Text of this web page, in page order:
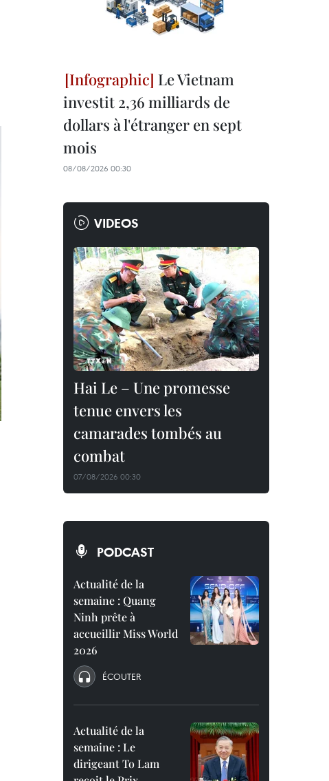
Le Vietnam
investit 2,36 milliards de
dollars à l'étranger en sept
mois
08/08/2026 00:30
VIDEOS
Hai Le – Une promesse
tenue envers les
camarades tombés au
combat
07/08/2026 00:30
PODCAST
Actualité de la
semaine : Quang
Ninh prête à
accueillir Miss World
2026
ÉCOUTER
Actualité de la
semaine : Le
dirigeant To Lam